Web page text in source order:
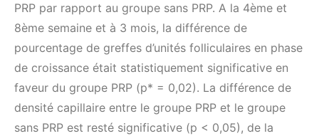
PRP par rapport au groupe sans PRP. A la 4ème et
8ème semaine et à 3 mois, la différence de
pourcentage de greffes d’unités folliculaires en phase
de croissance était statistiquement significative en
faveur du groupe PRP (p* = 0,02). La différence de
densité capillaire entre le groupe PRP et le groupe
sans PRP est resté significative (p < 0,05), de la